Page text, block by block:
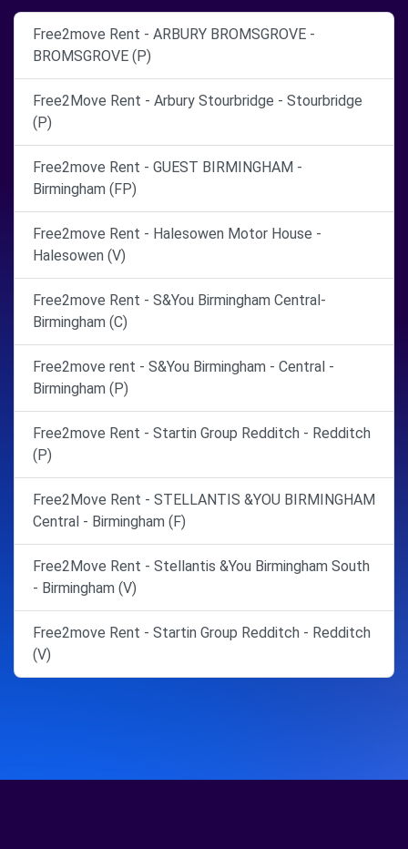
Free2move Rent - ARBURY BROMSGROVE -
BROMSGROVE (P)
Free2Move Rent - Arbury Stourbridge - Stourbridge
(P)
Free2move Rent - GUEST BIRMINGHAM -
Birmingham (FP)
Free2move Rent - Halesowen Motor House -
Halesowen (V)
Free2move Rent - S&You Birmingham Central-
Birmingham (C)
Free2move rent - S&You Birmingham - Central -
Birmingham (P)
Free2move Rent - Startin Group Redditch - Redditch
(P)
Free2Move Rent - STELLANTIS &YOU BIRMINGHAM
Central - Birmingham (F)
Free2Move Rent - Stellantis &You Birmingham South
- Birmingham (V)
Free2move Rent - Startin Group Redditch - Redditch
(V)